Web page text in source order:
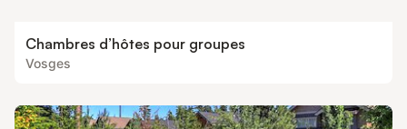
Chambres d’hôtes pour groupes
Vosges